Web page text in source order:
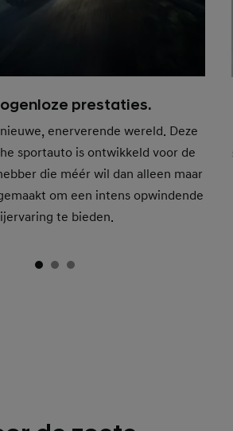
prestaties.
enerverende wereld. Deze
sportauto is ontwikkeld voor de
die méér wil dan alleen maar
om een intens opwindende
te bieden.